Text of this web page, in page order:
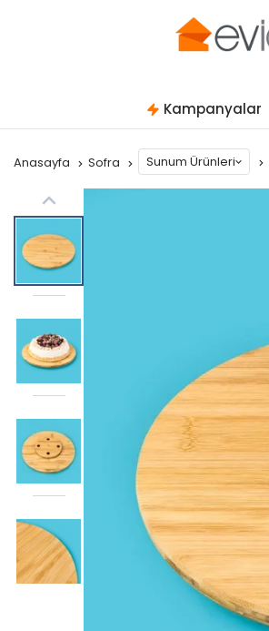
Kampanyalar
Anasayfa Sofra Sunum Ürünleri